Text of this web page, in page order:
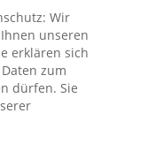
Wir
unseren
erklären sich
zum
dürfen. Sie